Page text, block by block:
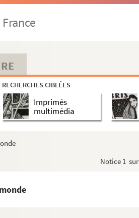
RECHERCHES CIBLÉES
Imprimés
multimédia
Notice 1